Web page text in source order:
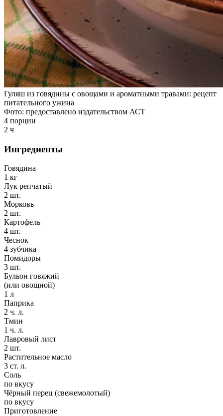
Гуляш из говядины с овощами и ароматными травами: рецепт
питательного ужина
Фото: предоставлено издательством АСТ
4 порции
2 ч
Ингредиенты
Говядина
1 кг
Лук репчатый
2 шт.
Морковь
2 шт.
Картофель
4 шт.
Чеснок
4 зубчика
Помидоры
3 шт.
Бульон говяжий
(или овощной)
1 л
Паприка
2 ч. л.
Тмин
1 ч. л.
Лавровый лист
2 шт.
Растительное масло
3 ст. л.
Соль
по вкусу
Чёрный перец (свежемолотый)
по вкусу
Приготовление